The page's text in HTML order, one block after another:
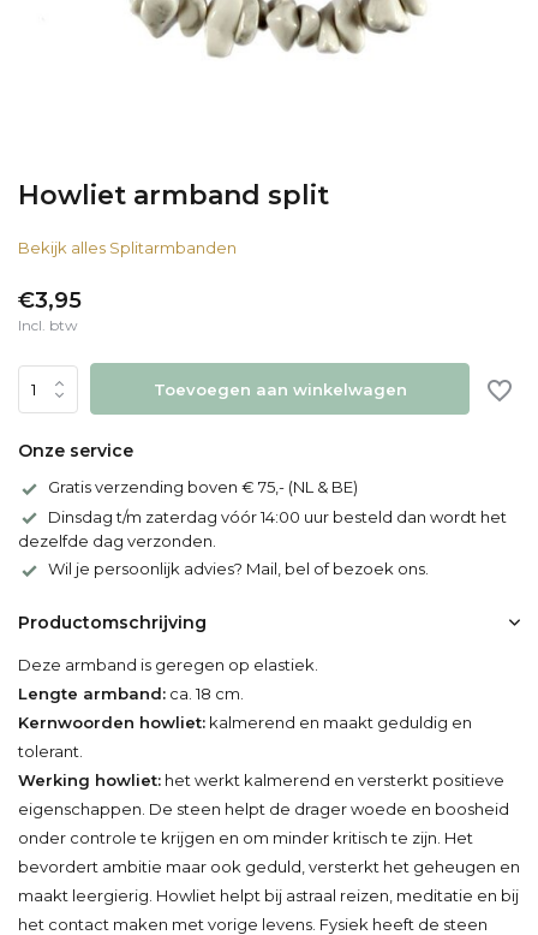
Howliet armband split
Bekijk alles Splitarmbanden
€3,95
Incl. btw
Toevoegen aan winkelwagen
Onze service
Gratis verzending boven € 75,- (NL & BE)
Dinsdag t/m zaterdag vóór 14:00 uur besteld dan wordt het
dezelfde dag verzonden.
Wil je persoonlijk advies? Mail, bel of bezoek ons.
Productomschrijving
Deze armband is geregen op elastiek.
Lengte armband: ca. 18 cm.
Kernwoorden howliet: kalmerend en maakt geduldig en
tolerant.
Werking howliet: het werkt kalmerend en versterkt positieve
eigenschappen. De steen helpt de drager woede en boosheid
onder controle te krijgen en om minder kritisch te zijn. Het
bevordert ambitie maar ook geduld, versterkt het geheugen en
maakt leergierig. Howliet helpt bij astraal reizen, meditatie en bij
het contact maken met vorige levens. Fysiek heeft de steen